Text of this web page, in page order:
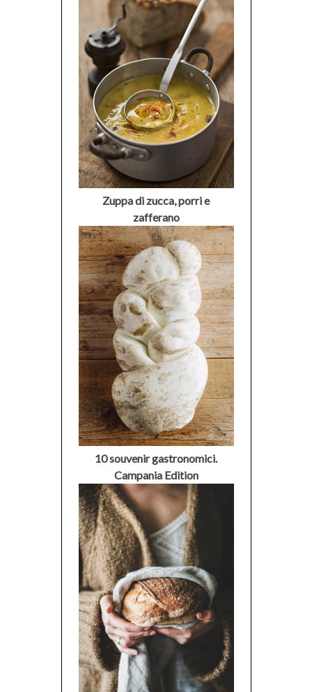
Zuppa di zucca, porri e
zafferano
10 souvenir gastronomici.
Campania Edition